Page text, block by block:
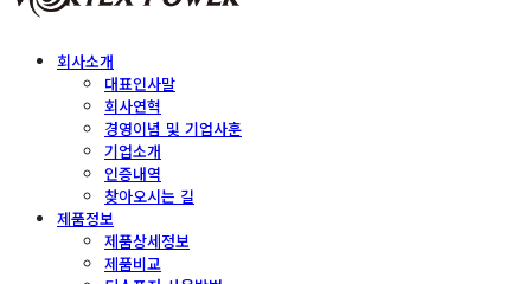
회사소개
대표인사말
회사연혁
경영이념 및 기업사훈
기업소개
인증내역
찾아오시는 길
제품정보
제품상세정보
제품비교